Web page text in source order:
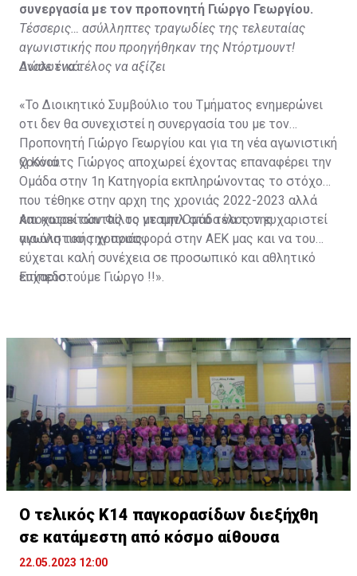
συνεργασία με τον προπονητή Γιώργο Γεωργίου.
Τέσσερις… ασύλληπτες τραγωδίες της τελευταίας
αγωνιστικής που προηγήθηκαν της Ντόρτμουντ!
Δώσε ένα τέλος να αξίζει
Αναλυτικά:
«Το Διοικητικό Συμβούλιο του Τμήματος ενημερώνει
οτι δεν θα συνεχιστεί η συνεργασία του με τον
Προπονητή Γιώργο Γεωργίου και για τη νέα αγωνιστική
χρονιά.
Ο Κόουτς Γιώργος αποχωρεί έχοντας επαναφέρει την
Ομάδα στην 1η Κατηγορία εκπληρώνοντας το στόχο
που τέθηκε στην αρχη της χρονιάς 2022-2023 αλλά
και κατακτώντας το νταμπλ στο τέλος της
αγωνιστικής χρονιάς.
Αποχωρεί σαν Φίλος με την Ομάδα να τον ευχαριστεί
για όλη του την προσφορά στην ΑΕΚ μας και να του
εύχεται καλή συνέχεια σε προσωπικό και αθλητικό
επίπεδο.
Ευχαριστούμε Γιώργο !!».
Ο τελικός Κ14 παγκορασίδων διεξήχθη
σε κατάμεστη από κόσμο αίθουσα
22.05.2023 12:00